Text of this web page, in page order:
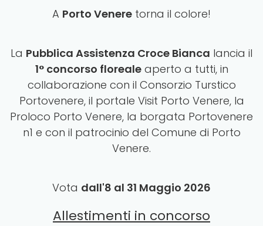
A Porto Venere torna il colore!
La Pubblica Assistenza Croce Bianca lancia il
1° concorso florealeaperto a tutti, in
collaborazione con il Consorzio Turstico
Portovenere, il portale Visit Porto Venere, la
Proloco Porto Venere, la borgata Portovenere
n1 e con il patrocinio del Comune di Porto
Venere.
Vota dall'8 al 31 Maggio 2026
Allestimenti in concorso